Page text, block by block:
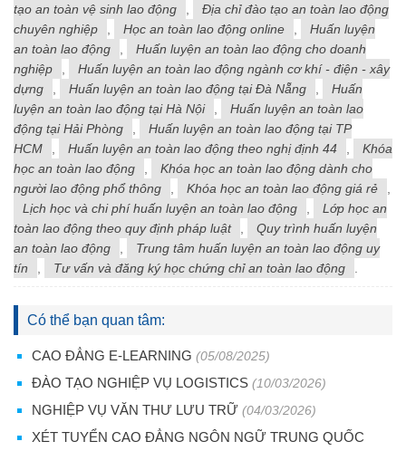
tạo an toàn vệ sinh lao động
Địa chỉ đào tạo an toàn lao động
chuyên nghiệp
Học an toàn lao động online
Huấn luyện
an toàn lao động
Huấn luyện an toàn lao động cho doanh
nghiệp
Huấn luyện an toàn lao động ngành cơ khí - điện - xây
dựng
Huấn luyện an toàn lao động tại Đà Nẵng
Huấn
luyện an toàn lao động tại Hà Nội
Huấn luyện an toàn lao
động tại Hải Phòng
Huấn luyện an toàn lao động tại TP
HCM
Huấn luyện an toàn lao động theo nghị định 44
Khóa
học an toàn lao động
Khóa học an toàn lao động dành cho
người lao động phổ thông
Khóa học an toàn lao động giá rẻ
Lịch học và chi phí huấn luyện an toàn lao động
Lớp học an
toàn lao động theo quy định pháp luật
Quy trình huấn luyện
an toàn lao động
Trung tâm huấn luyện an toàn lao động uy
tín
Tư vấn và đăng ký học chứng chỉ an toàn lao động
Có thể bạn quan tâm:
CAO ĐẲNG E-LEARNING (05/08/2025)
ĐÀO TẠO NGHIỆP VỤ LOGISTICS (10/03/2026)
NGHIỆP VỤ VĂN THƯ LƯU TRỮ (04/03/2026)
XÉT TUYỂN CAO ĐẲNG NGÔN NGỮ TRUNG QUỐC